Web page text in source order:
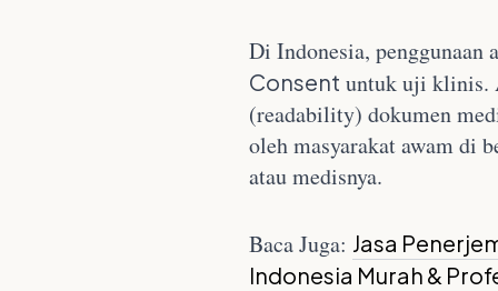
Di Indonesia,
Consent untuk uji klinis.
(readability) dokumen
oleh masyarakat awam di
atau medisnya.
Baca Juga: Jasa
Indonesia Murah &